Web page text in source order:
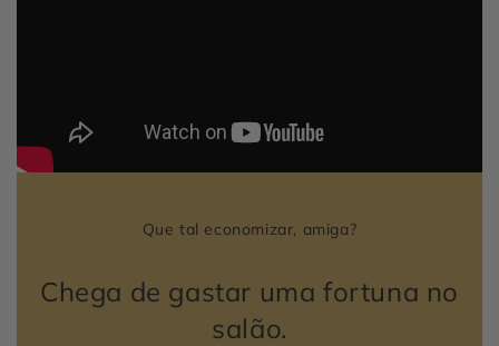
Que tal economizar, amiga?
Chega de gastar uma fortuna no
salão.